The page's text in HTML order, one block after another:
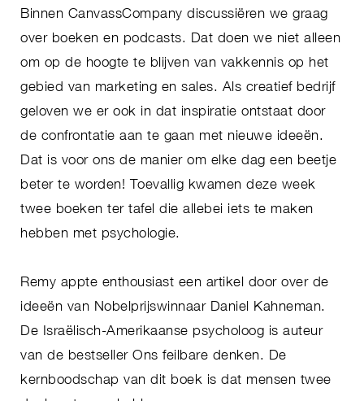
Binnen CanvassCompany discussiëren we graag
over boeken en podcasts. Dat doen we niet alleen
om op de hoogte te blijven van vakkennis op het
gebied van marketing en sales. Als creatief bedrijf
geloven we er ook in dat inspiratie ontstaat door
de confrontatie aan te gaan met nieuwe ideeën.
Dat is voor ons de manier om elke dag een beetje
beter te worden! Toevallig kwamen deze week
twee boeken ter tafel die allebei iets te maken
hebben met psychologie.
Remy appte enthousiast een artikel door over de
ideeën van Nobelprijswinnaar Daniel Kahneman.
De Israëlisch-Amerikaanse psycholoog is auteur
van de bestseller Ons feilbare denken. De
kernboodschap van dit boek is dat mensen twee